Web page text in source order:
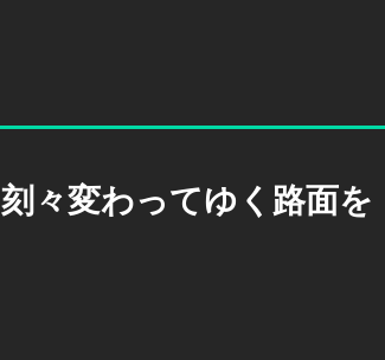
刻々変わってゆく路面